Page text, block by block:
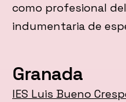
como profesional
indumentaria de
Granada
IES Luis Bueno